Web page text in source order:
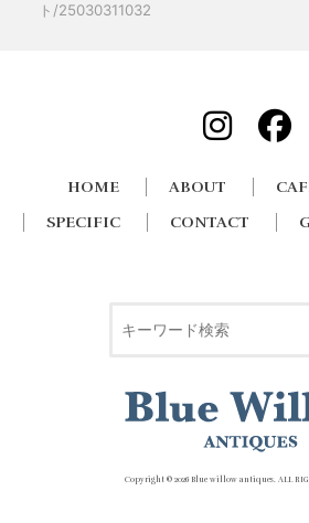
ト/25030311032
HOME ABOUT
SPECIFIC
CONTACT
Copyright © 2026 Blue willow antiques. ALL